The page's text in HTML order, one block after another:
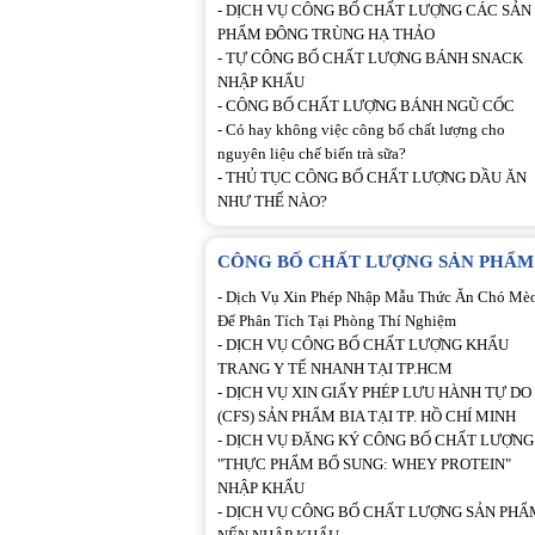
- DỊCH VỤ CÔNG BỐ CHẤT LƯỢNG CÁC SẢN
PHẨM ĐÔNG TRÙNG HẠ THẢO
- TỰ CÔNG BỐ CHẤT LƯỢNG BÁNH SNACK
NHẬP KHẨU
- CÔNG BỐ CHẤT LƯỢNG BÁNH NGŨ CỐC
- Có hay không việc công bố chất lượng cho
nguyên liệu chế biến trà sữa?
- THỦ TỤC CÔNG BỐ CHẤT LƯỢNG DẦU ĂN
NHƯ THẾ NÀO?
CÔNG BỐ CHẤT LƯỢNG SẢN PHẨM
- Dịch Vụ Xin Phép Nhập Mẫu Thức Ăn Chó
Để Phân Tích Tại Phòng Thí Nghiệm
- DỊCH VỤ CÔNG BỐ CHẤT LƯỢNG KHẨU
TRANG Y TẾ NHANH TẠI TP.HCM
- DỊCH VỤ XIN GIẤY PHÉP LƯU HÀNH TỰ DO
(CFS) SẢN PHẨM BIA TẠI TP. HỒ CHÍ MINH
- DỊCH VỤ ĐĂNG KÝ CÔNG BỐ CHẤT LƯỢNG
"THỰC PHẨM BỔ SUNG: WHEY PROTEIN"
NHẬP KHẨU
- DỊCH VỤ CÔNG BỐ CHẤT LƯỢNG SẢN